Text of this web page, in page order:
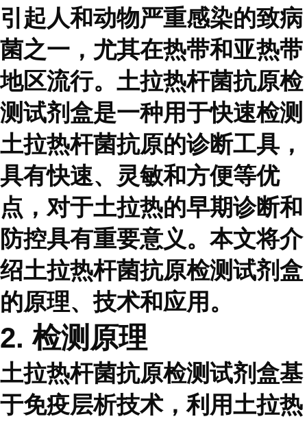
引起人和动物严重感染的致病
菌之一，尤其在热带和亚热带
地区流行。土拉热杆菌抗原检
测试剂盒是一种用于快速检测
土拉热杆菌抗原的诊断工具，
具有快速、灵敏和方便等优
点，对于土拉热的早期诊断和
防控具有重要意义。本文将介
绍土拉热杆菌抗原检测试剂盒
的原理、技术和应用。
2. 检测原理
土拉热杆菌抗原检测试剂盒基
于免疫层析技术，利用土拉热